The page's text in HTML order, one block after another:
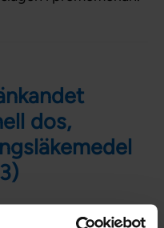
dos,
att yttra sig över